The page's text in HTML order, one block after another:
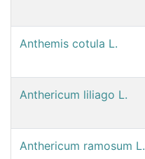
Anthemis cotula L.
Anthericum liliago L.
Anthericum ramosum L.